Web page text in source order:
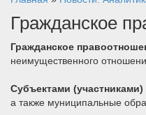
Гражданское
Гражданское
неимущественного
Субъектами
а также муниципальные